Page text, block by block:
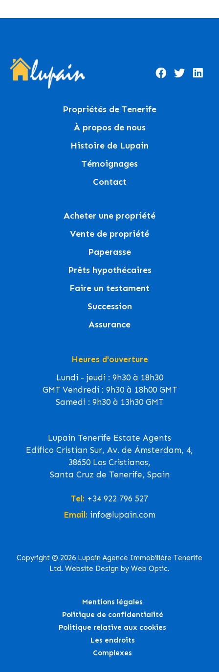
Propriétés de Tenerife
À propos de nous
Histoire de Lupain
Témoignages
Contact
Acheter une propriété
Vente de propriété
Paperasse
Prêts hypothécaires
Faire un testament
Succession
Assurance
Heures d'ouverture
Lundi - jeudi : 9h30 à 18h30
GMT Vendredi : 9h30 à 18h00 GMT
Samedi : 9h30 à 13h30 GMT
Lupain Tenerife Estate Agents
Edifico Cristian Sur, Av. de Ámsterdam, 4,
38650 Los Cristianos,
Santa Cruz de Tenerife, Spain
Tel: +34 922 796 527
Email: info@lupain.com
Copyright © 2026 Lupain Agence Immobilière Tenerife
Ltd. Website Design by Web Optic.
Mentions légales
Politique de confidentialité
Politique relative aux cookies
Les endroits
Complexes